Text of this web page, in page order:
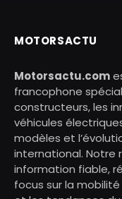
MOTORSACTU
Motorsactu.com
francophone
constructeurs, les
véhicules
modèles et
international. Notre
information fiable,
focus sur la